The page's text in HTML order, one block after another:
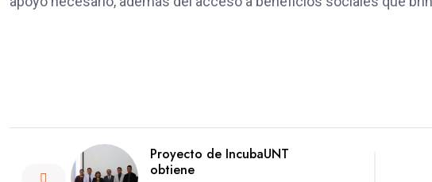
Proyecto de IncubaUNT
obtiene